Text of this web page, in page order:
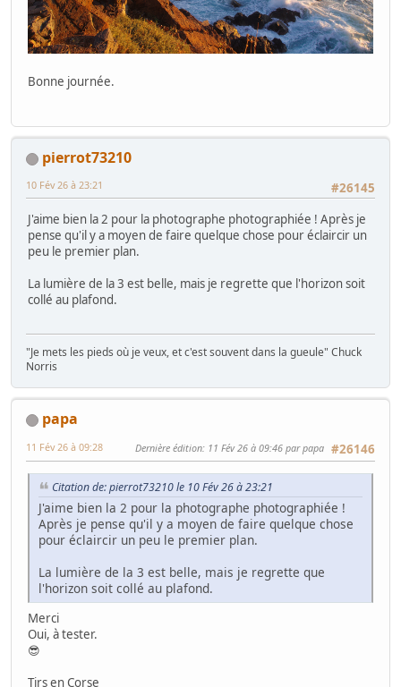
Bonne journée.
pierrot73210
#26145
10 Fév 26 à 23:21
J'aime bien la 2 pour la photographe photographiée ! Après je
pense qu'il y a moyen de faire quelque chose pour éclaircir un
peu le premier plan.
La lumière de la 3 est belle, mais je regrette que l'horizon soit
collé au plafond.
"Je mets les pieds où je veux, et c'est souvent dans la gueule" Chuck
Norris
papa
#26146
11 Fév 26 à 09:28 Dernière édition: 11 Fév 26 à 09:46 par papa
Citation de: pierrot73210 le 10 Fév 26 à 23:21
J'aime bien la 2 pour la photographe photographiée !
Après je pense qu'il y a moyen de faire quelque chose
pour éclaircir un peu le premier plan.
La lumière de la 3 est belle, mais je regrette que
l'horizon soit collé au plafond.
Merci
Oui, à tester.
😎
Tjrs en Corse